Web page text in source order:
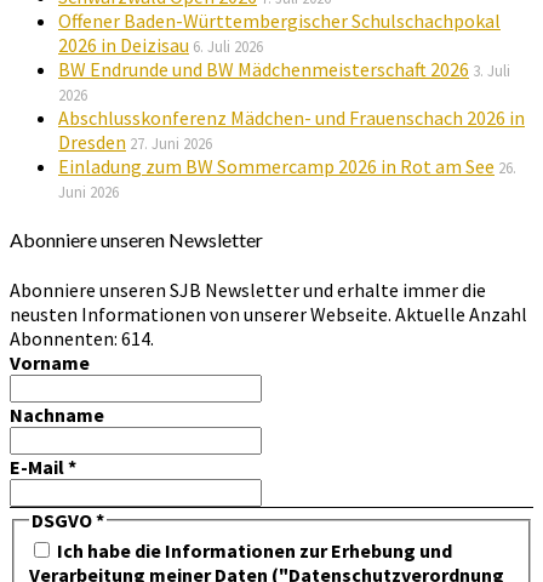
Offener Baden-Württembergischer Schulschachpokal
2026 in Deizisau 6. Juli 2026
BW Endrunde und BW Mädchenmeisterschaft 2026 3. Juli
2026
Abschlusskonferenz Mädchen- und Frauenschach 2026 in
Dresden 27. Juni 2026
Einladung zum BW Sommercamp 2026 in Rot am See 26.
Juni 2026
Abonniere unseren Newsletter
Abonniere unseren SJB Newsletter und erhalte immer die
neusten Informationen von unserer Webseite. Aktuelle Anzahl
Abonnenten: 614.
Vorname
Nachname
E-Mail*
DSGVO*
Ich habe die Informationen zur Erhebung und
Verarbeitung meiner Daten ("Datenschutzverordnung